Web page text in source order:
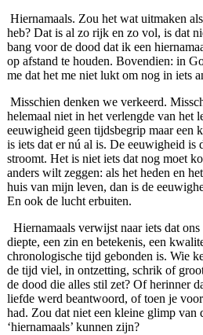
Hiernamaals. Zou het wat uitmaken
heb? Dat is al zo rijk en zo vol, is dat
bang voor de dood dat ik een
op afstand te houden. Bovendien: in
me dat het me niet lukt om nog in iets
Misschien denken we verkeerd.
helemaal niet in het verlengde van het
eeuwigheid geen tijdsbegrip maar een
is iets dat er nú al is. De eeuwigheid is
stroomt. Het is niet iets dat nog moet
anders wilt zeggen: als het heden en
huis van mijn leven, dan is de
En ook de lucht erbuiten.
Hiernamaals verwijst naar iets dat
diepte, een zin en betekenis, een
chronologische tijd gebonden is. Wie
de tijd viel, in ontzetting, schrik of
de dood die alles stil zet? Of herinner
liefde werd beantwoord, of toen je
had. Zou dat niet een kleine glimp van
‘hiernamaals’ kunnen zijn?